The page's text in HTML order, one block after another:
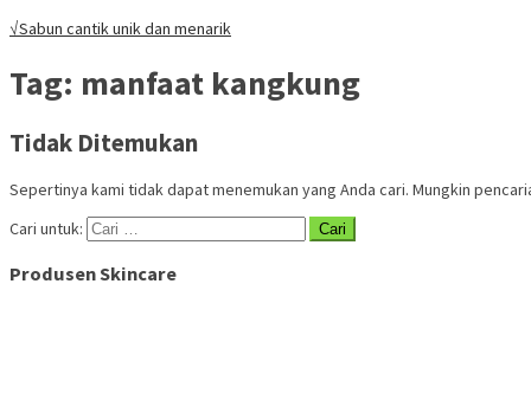
√Sabun cantik unik dan menarik
Tag: manfaat kangkung
Tidak Ditemukan
Sepertinya kami tidak dapat menemukan yang Anda cari. Mungkin
Cari untuk:
Produsen Skincare